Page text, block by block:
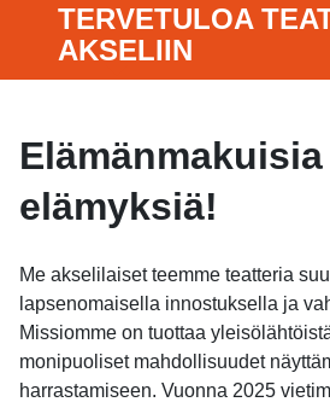
TERVETULOA
AKSELIIN
Elämänmakuisia
elämyksiä!
Me akselilaiset teemme teatteria
lapsenomaisella innostuksella ja
Missiomme on tuottaa
monipuoliset mahdollisuudet
harrastamiseen. Vuonna 2025